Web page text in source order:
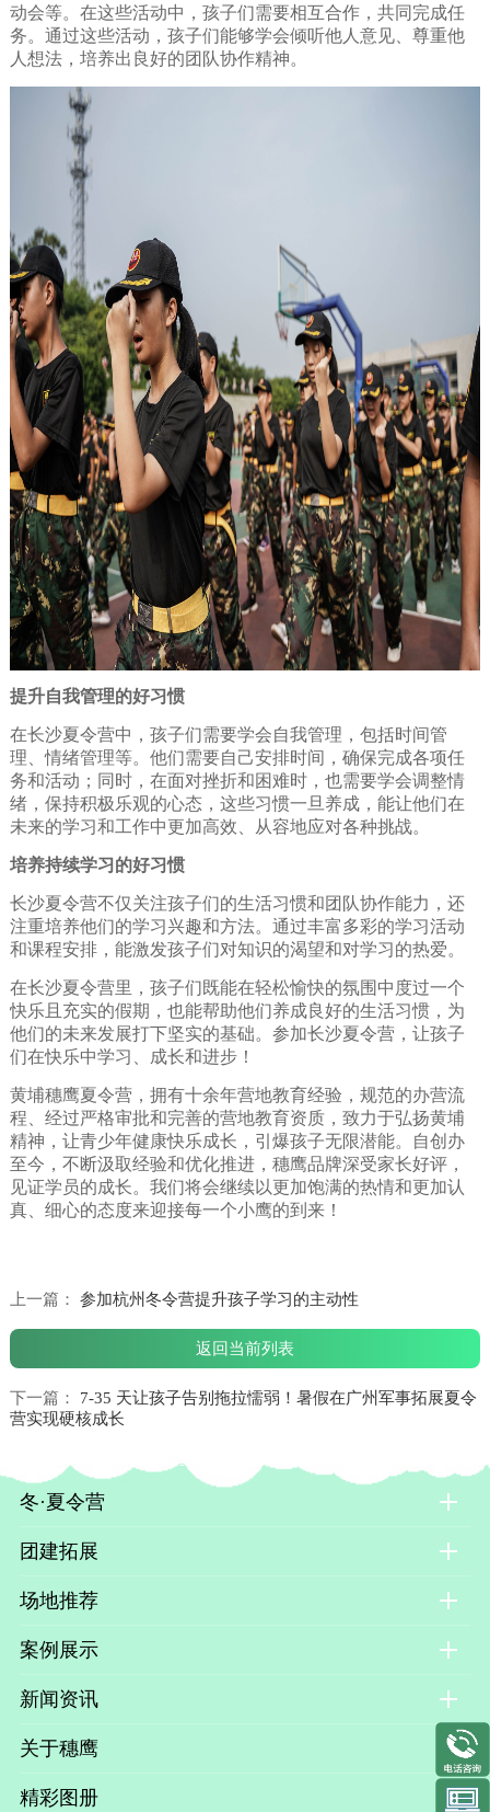
动会等。在这些活动中，孩子们需要相互合作，共同完成任
务。通过这些活动，孩子们能够学会倾听他人意见、尊重他
人想法，培养出良好的团队协作精神。
提升自我管理的好习惯
在长沙夏令营中，孩子们需要学会自我管理，包括时间管
理、情绪管理等。他们需要自己安排时间，确保完成各项任
务和活动；同时，在面对挫折和困难时，也需要学会调整情
绪，保持积极乐观的心态，这些习惯一旦养成，能让他们在
未来的学习和工作中更加高效、从容地应对各种挑战。
培养持续学习的好习惯
长沙夏令营不仅关注孩子们的生活习惯和团队协作能力，还
注重培养他们的学习兴趣和方法。通过丰富多彩的学习活动
和课程安排，能激发孩子们对知识的渴望和对学习的热爱。
在长沙夏令营里，孩子们既能在轻松愉快的氛围中度过一个
快乐且充实的假期，也能帮助他们养成良好的生活习惯，为
他们的未来发展打下坚实的基础。参加长沙夏令营，让孩子
们在快乐中学习、成长和进步！
黄埔穗鹰夏令营，拥有十余年营地教育经验，规范的办营流
程、经过严格审批和完善的营地教育资质，致力于弘扬黄埔
精神，让青少年健康快乐成长，引爆孩子无限潜能。自创办
至今，不断汲取经验和优化推进，穗鹰品牌深受家长好评，
见证学员的成长。我们将会继续以更加饱满的热情和更加认
真、细心的态度来迎接每一个小鹰的到来！
上一篇： 参加杭州冬令营提升孩子学习的主动性
返回当前列表
下一篇： 7-35 天让孩子告别拖拉懦弱！暑假在广州军事拓展夏令
营实现硬核成长
冬·夏令营
团建拓展
场地推荐
案例展示
新闻资讯
关于穗鹰
精彩图册